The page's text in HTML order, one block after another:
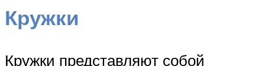
Кружки
Кружки представляют собой